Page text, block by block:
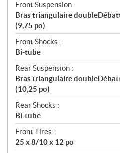
Front Suspension :
Bras triangulaire
(9,75 po)
Front Shocks :
Bi-tube
Rear Suspension :
Bras triangulaire
(10,25 po)
Rear Shocks :
Bi-tube
Front Tires :
25 x 8/10 x 12 po